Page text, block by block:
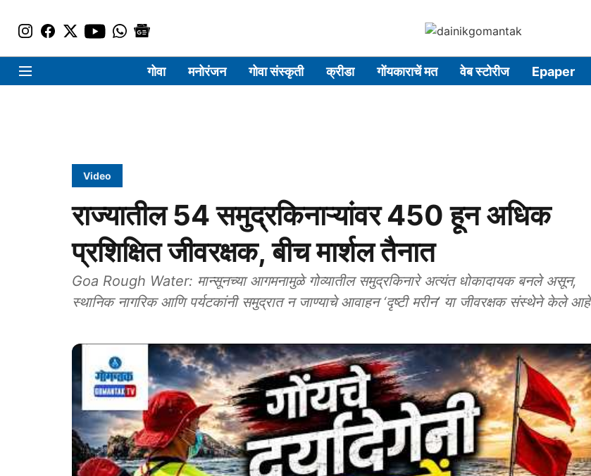
गोवा मनोरंजन गोवा संस्कृती क्रीडा गोंयकाराचें मत वेब स्टोरीज Epaper
Video
राज्यातील 54 समुद्रकिनाऱ्यांवर 450 हून अधिक
प्रशिक्षित जीवरक्षक, बीच मार्शल तैनात
Goa Rough Water: मान्सूनच्या आगमनामुळे गोव्यातील समुद्रकिनारे अत्यंत धोकादायक बनले असून,
स्थानिक नागरिक आणि पर्यटकांनी समुद्रात न जाण्याचे आवाहन ‘दृष्टी मरीन’ या जीवरक्षक संस्थेने केले आहे